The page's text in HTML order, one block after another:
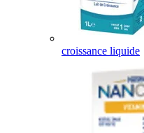
croissance liquide